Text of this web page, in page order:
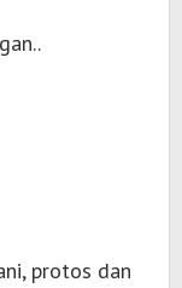
protos dan